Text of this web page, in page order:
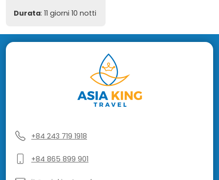
Durata: 11 giorni 10 notti
+84 243 719 1918
+84 865 899 901